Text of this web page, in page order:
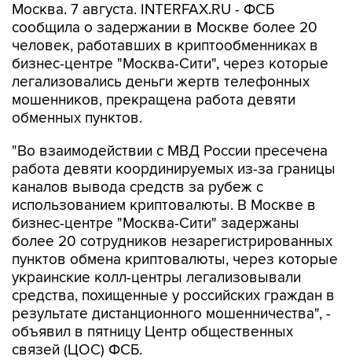
Москва. 7 августа. INTERFAX.RU - ФСБ
сообщила о задержании в Москве более 20
человек, работавших в криптообменниках в
бизнес-центре "Москва-Сити", через которые
легализовались деньги жертв телефонных
мошенников, прекращена работа девяти
обменных пунктов.
"Во взаимодействии с МВД России пресечена
работа девяти координируемых из-за границы
каналов вывода средств за рубеж с
использованием криптовалюты. В Москве в
бизнес-центре "Москва-Сити" задержаны
более 20 сотрудников незарегистрированных
пунктов обмена криптовалюты, через которые
украинские колл-центры легализовывали
средства, похищенные у российских граждан в
результате дистанционного мошенничества", -
объявил в пятницу Центр общественных
связей (ЦОС) ФСБ.